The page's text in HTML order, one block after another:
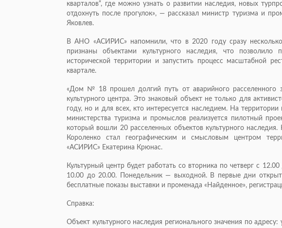
кварталов“, где можно узнать о развитии наследия, новых
отдохнуть после прогулок», — рассказал министр туризма и
Яковлев.
В АНО «АСИРИС» напомнили, что в 2020 году сразу
признаны объектами культурного наследия, что позволило
исторической территории и запустить процесс масштабной
квартале.
«Дом № 18 прошел долгий путь от аварийного расселенного
культурного центра. Это знаковый объект не только для
году, но и для всех, кто интересуется наследием. На
министерства туризма и промыслов реализуется пилотный
который вошли 20 расселенных объектов культурного
Короленко стал географическим и смысловым центром
«АСИРИС» Екатерина Крюнас.
Культурный центр будет работать со вторника по четверг с
10.00 до 20.00. Понедельник — выходной. В первые дни
бесплатные показы выставки и променада «Найденное»,
Справка:
Объект культурного наследия регионального значения по